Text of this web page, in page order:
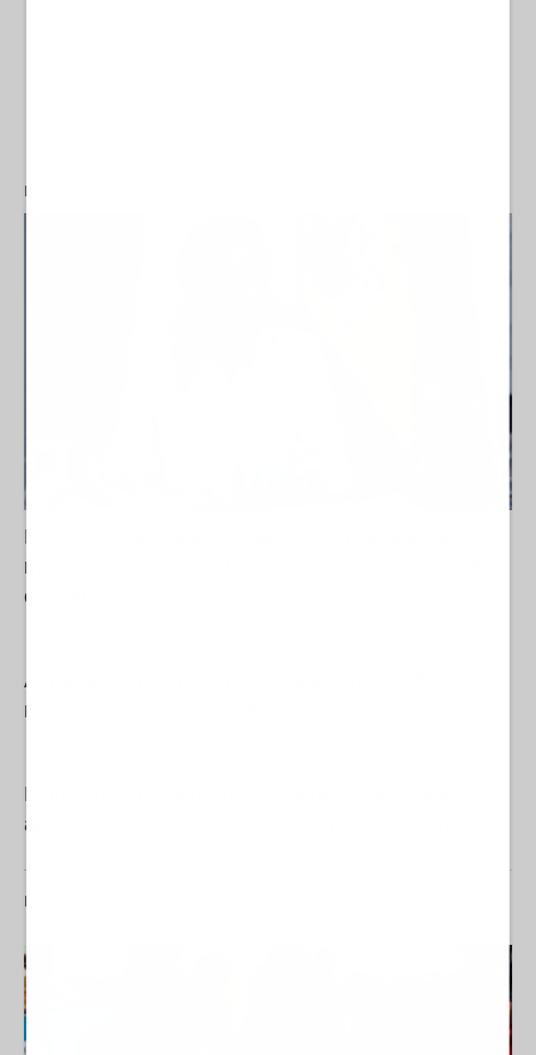
ENTRADA RELACIONADA
El Colegio de Médicos pide a Mónica García
medidas urgentes ante la "catástrofe asistencial"
en Ceuta
Aymane, el joven con la equipación del Milan que
murió en el cruce a Ceuta
El Instituto de Medicina Legal de Ceuta finaliza las
autopsias de los 82 fallecidos en la avalancha